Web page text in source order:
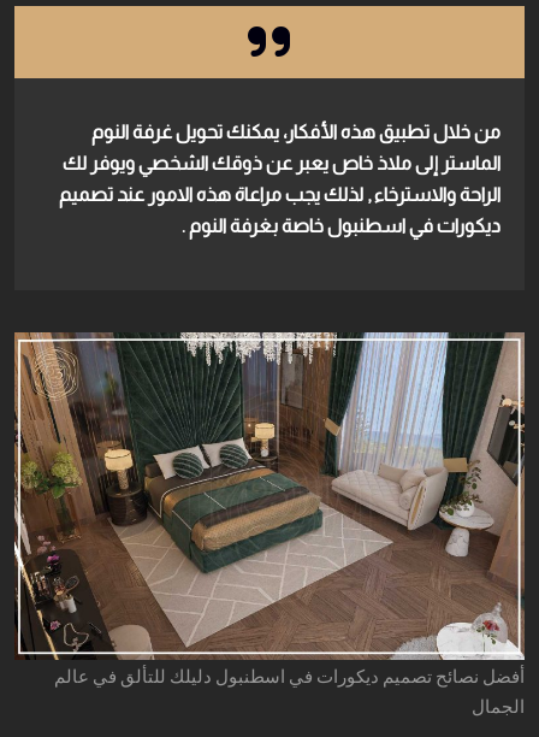
من خلال تطبيق هذه الأفكار، يمكنك تحويل غرفة النوم
الماستر إلى ملاذ خاص يعبر عن ذوقك الشخصي ويوفر لك
الراحة والاسترخاء , لذلك يجب مراعاة هذه الامور عند تصميم
ديكورات في اسطنبول خاصة بغرفة النوم .
أفضل نصائح تصميم ديكورات في اسطنبول دليلك للتألق في عالم
الجمال